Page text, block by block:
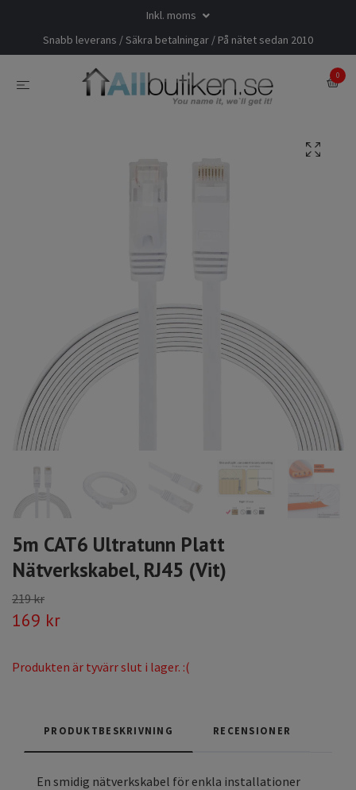
Inkl. moms
Snabb leverans / Säkra betalningar / På nätet sedan 2010
0
5m CAT6 Ultratunn Platt
Nätverkskabel, RJ45 (Vit)
219 kr
169 kr
Produkten är tyvärr slut i lager. :(
PRODUKTBESKRIVNING RECENSIONER
En smidig nätverkskabel för enkla installationer